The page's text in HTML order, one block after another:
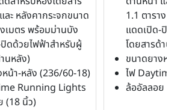
ละ หลังคากระจกขนาด
เมตร พร้อมม่านบัง
ดด้วยไฟฟ้าสำหรับผู้
นหลัง)
น้า-หลัง (236/60-18)
Running Lights
(18 นิ้ว)
1.1 ตารางเม
แดดเปิด-ปิดด้
โดยสารด้านหลั
ขนาดยางหน้า
ไฟ Daytime
ล้ออัลลอย (18